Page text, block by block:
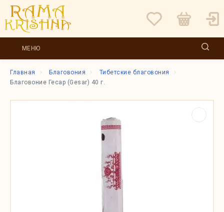
МЕНЮ
Главная Благовония
Тибетские благовония
Благовоние Гесар (Gesar) 40 г.